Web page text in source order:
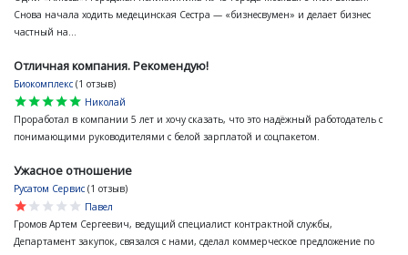
Снова начала ходить медецинская Сестра — «бизнесвумен» и делает бизнес
частный на...
Отличная компания. Рекомендую!
Биокомплекс (1 отзыв)
star
star
star
star
star
Николай
Проработал в компании 5 лет и хочу сказать, что это надёжный работодатель с
понимающими руководителями с белой зарплатой и соцпакетом.
Ужасное отношение
Русатом Сервис (1 отзыв)
star
star
star
star
star
Павел
Громов Артем Сергеевич, ведущий специалист контрактной службы,
Департамент закупок, связался с нами, сделал коммерческое предложение по